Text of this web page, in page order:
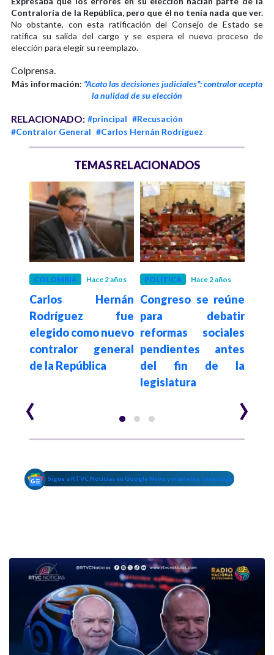
Contraloría de la República, pero que él no tenía nada que ver.
No obstante, con esta ratificación del Consejo de Estado se
ratifica su salida del cargo y se espera el nuevo proceso de
elección para elegir su reemplazo.
Colprensa.
Más información: "Acato las decisiones judiciales": contralor acepta
la nulidad de su elección
RELACIONADO: #principal #Recusación
#Contralor General #Carlos Hernán Rodríguez
TEMAS RELACIONADOS
COLOMBIA Hace 2 años
Carlos Hernán
Rodríguez fue
elegido como nuevo
contralor general
de la República
POLÍTICA Hace 2 años
Congreso se reúne
para debatir
reformas sociales
pendientes antes
del fin de la
legislatura
‹ ›
Sigue a RTVC Noticias en Google News y mantente conectado